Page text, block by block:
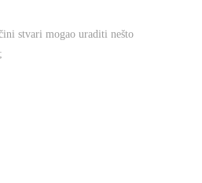
stvari mogao uraditi nešto